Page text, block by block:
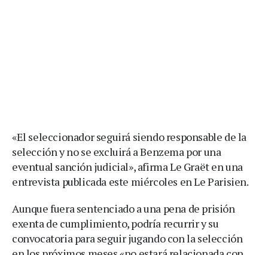
«El seleccionador seguirá siendo responsable de la
selección y no se excluirá a Benzema por una
eventual sanción judicial», afirma Le Graët en una
entrevista publicada este miércoles en Le Parisien.
Aunque fuera sentenciado a una pena de prisión
exenta de cumplimiento, podría recurrir y su
convocatoria para seguir jugando con la selección